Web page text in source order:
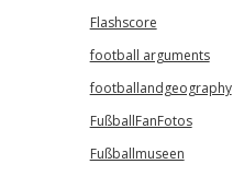
Flashscore
football arguments
footballandgeography
FußballFanFotos
Fußballmuseen